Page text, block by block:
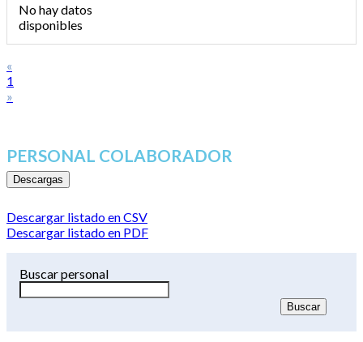
No hay datos
disponibles
«
1
»
PERSONAL COLABORADOR
Descargas
Descargar listado en CSV
Descargar listado en PDF
Buscar personal